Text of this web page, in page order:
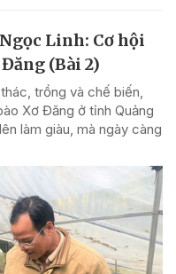
Linh: Cơ hội
(Bài 2)
trồng và chế biến,
Xơ Đăng ở tỉnh Quảng
làm giàu, mà ngày càng